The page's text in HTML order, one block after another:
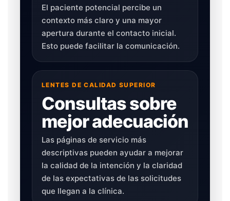
El paciente potencial percibe un
contexto más claro y una mayor
apertura durante el contacto inicial.
Esto puede facilitar la comunicación.
LENTES DE CALIDAD SUPERIOR
Consultas sobre
mejor adecuación
Las páginas de servicio más
descriptivas pueden ayudar a mejorar
la calidad de la intención y la claridad
de las expectativas de las solicitudes
que llegan a la clínica.